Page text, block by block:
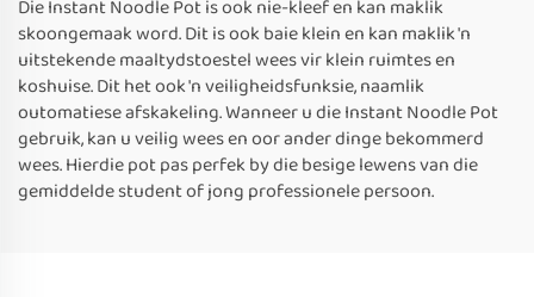
Die Instant Noodle Pot is ook nie-kleef en kan maklik
skoongemaak word. Dit is ook baie klein en kan maklik 'n
uitstekende maaltydstoestel wees vir klein ruimtes en
koshuise. Dit het ook 'n veiligheidsfunksie, naamlik
outomatiese afskakeling. Wanneer u die Instant Noodle Pot
gebruik, kan u veilig wees en oor ander dinge bekommerd
wees. Hierdie pot pas perfek by die besige lewens van die
gemiddelde student of jong professionele persoon.